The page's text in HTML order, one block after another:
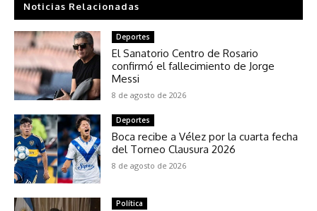
Noticias Relacionadas
Deportes
El Sanatorio Centro de Rosario
confirmó el fallecimiento de Jorge
Messi
8 de agosto de 2026
Deportes
Boca recibe a Vélez por la cuarta fecha
del Torneo Clausura 2026
8 de agosto de 2026
Política